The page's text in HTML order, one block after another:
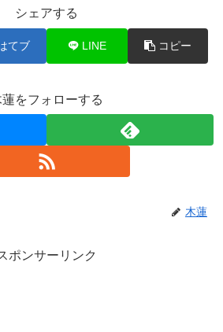
シェアする
てブ LINE コピー
蓮をフォローする
木蓮
ポンサーリンク